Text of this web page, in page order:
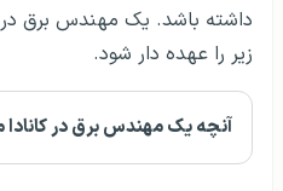
داشته باشد. یک مهندس برق
زیر را عهده دار شود.
آنچه یک مهندس برق در